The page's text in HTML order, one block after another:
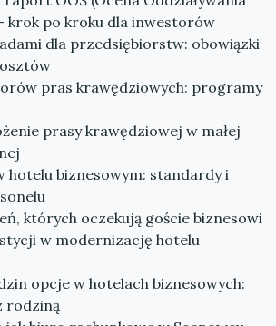
krok po kroku dla inwestorów
dla przedsiębiorstw: obowiązki
pras krawędziowych: programy
prasy krawędziowej w małej
hotelu biznesowym: standardy i
których oczekują goście biznesowi
w modernizację hotelu
opcje w hotelach biznesowych:
rodziną